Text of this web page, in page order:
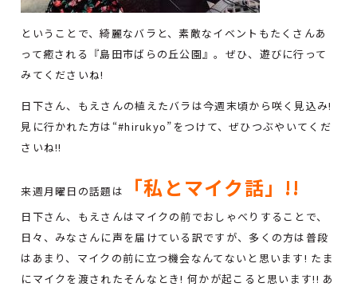
ということで、綺麗なバラと、素敵なイベントもたくさんあ
って癒される『島田市ばらの丘公園』。ぜひ、遊びに行って
みてくださいね!
日下さん、もえさんの植えたバラは今週末頃から咲く見込み!
見に行かれた方は“#hirukyo”をつけて、ぜひつぶやいてくだ
さいね!!
来週月曜日の話題は 「私とマイク話」!!
日下さん、もえさんはマイクの前でおしゃべりすることで、
日々、みなさんに声を届けている訳ですが、多くの方は普段
はあまり、マイクの前に立つ機会なんてないと思います! たま
にマイクを渡されたそんなとき! 何かが起こると思います!! あ